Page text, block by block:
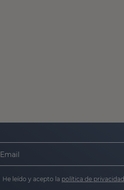
Email
He leído y acepto la política de privacidad